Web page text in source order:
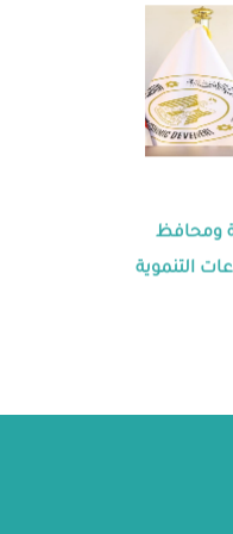
ومحافظ
التنموية